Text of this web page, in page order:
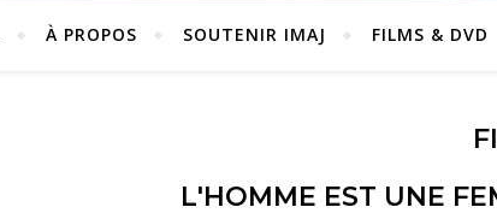
À PROPOS SOUTENIR IMAJ FILMS & DVD
L'HOMME EST UNE